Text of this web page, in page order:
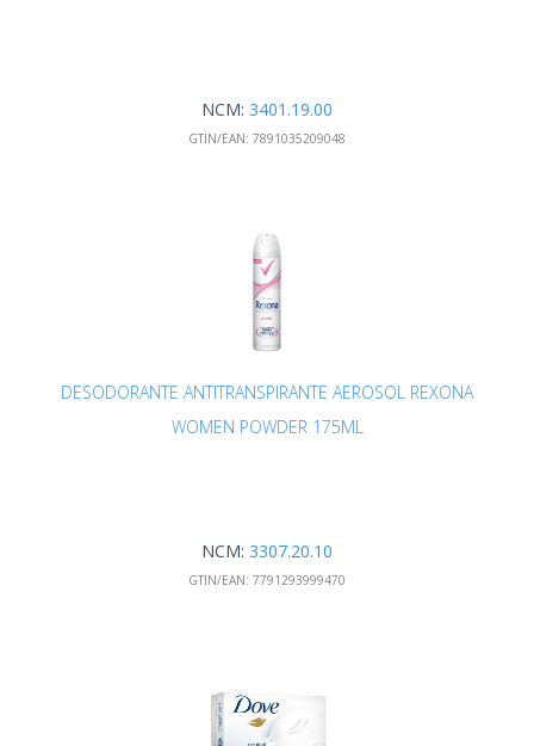
NCM: 3401.19.00
GTIN/EAN: 7891035209048
DESODORANTE ANTITRANSPIRANTE AEROSOL REXONA
WOMEN POWDER 175ML
NCM: 3307.20.10
GTIN/EAN: 7791293999470